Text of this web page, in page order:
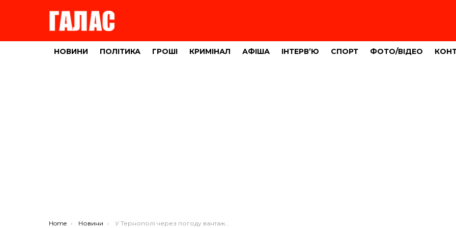
НОВИНИ ПОЛІТИКА ГРОШІ КРИМІНАЛ АФІША ІНТЕРВ’Ю СПОРТ ФОТО/ВІДЕО
You are here:
Home Новини У Тернополі через погоду вантажний автомобіль розтрощив легківку (ФОТО)